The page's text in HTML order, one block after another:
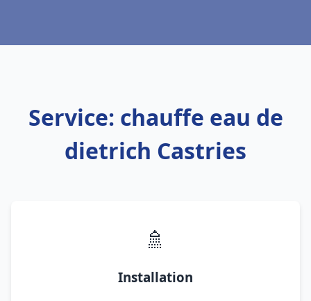
Service: chauffe eau de
dietrich Castries
🚿
Installation